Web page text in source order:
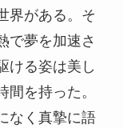
界がある。そ
で夢を加速さ
ける姿は美し
を持った。
なく真摯に語